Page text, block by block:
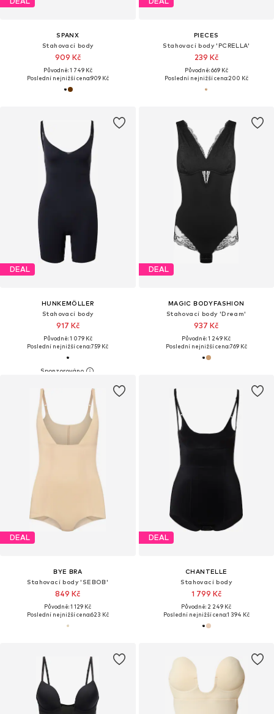
SPANX
Stahovací body
909 Kč
Původně: 1 749 Kč
Poslední nejnižší cena:909 Kč
PIECES
Stahovací body 'PCRELLA'
239 Kč
Původně: 669 Kč
Poslední nejnižší cena:200 Kč
DEAL
HUNKEMÖLLER
Stahovací body
917 Kč
Původně: 1 079 Kč
Poslední nejnižší cena:759 Kč
DEAL
MAGIC BODYFASHION
Stahovací body 'Dream'
937 Kč
Původně: 1 249 Kč
Poslední nejnižší cena:769 Kč
DEAL
BYE BRA
Stahovací body 'SEBOB'
849 Kč
Původně: 1 129 Kč
Poslední nejnižší cena:623 Kč
DEAL
CHANTELLE
Stahovací body
1 799 Kč
Původně: 2 249 Kč
Poslední nejnižší cena:1 394 Kč